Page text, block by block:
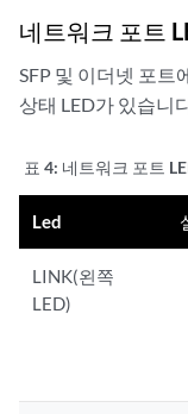
네트워크 포트
SFP 및 이더넷 포트
상태 LED가 있습니
표 4: 네트워크 포트
Led
LINK(왼쪽
LED)